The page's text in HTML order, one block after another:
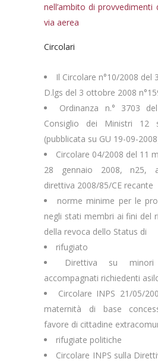
nell’ambito di provvedimenti
via aerea
Circolari
Il Circolare n°10/2008 del
D.lgs del 3 ottobre 2008
Ordinanza n.° 3703
Consiglio dei Ministri 12
(pubblicata su GU 19-09-
Circolare 04/2008 del 11
28 gennaio 2008, n25,
direttiva 2008/85/CE recante
norme minime per le
negli stati membri ai fini del
della revoca dello Status di
rifugiato
Direttiva su
accompagnati richiedenti
Circolare INPS 21/05/
maternità di base
favore di cittadine
rifugiate politiche
Circolare INPS sulla